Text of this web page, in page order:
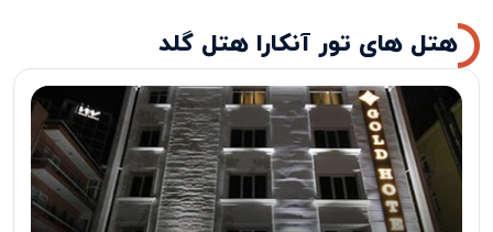
هتل های تور آنکارا هتل گلد